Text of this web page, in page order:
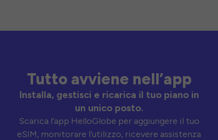
Tutto avviene nell’app
Installa, gestisci e ricarica il tuo piano in
un unico posto.
Scarica l’app HelloGlobe per aggiungere il tuo
eSIM, monitorare l’utilizzo, ricevere assistenza